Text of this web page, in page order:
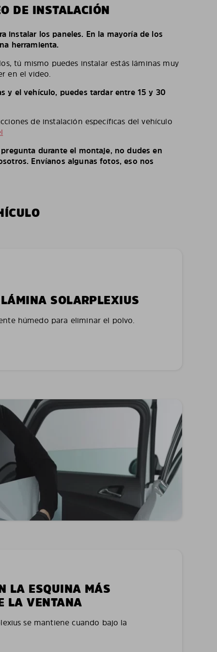
DE INSTALACIÓN
instalar los paneles. En la mayoría de los
herramienta.
tú mismo puedes instalar estás láminas muy
en el video.
y el vehículo, puedes tardar entre 15 y 30
de instalación específicas del vehículo
durante el montaje, no dudes en
Envíanos algunas fotos, eso nos
SOLARPLEXIUS
húmedo para eliminar el polvo.
LA ESQUINA MÁS
LA VENTANA
se mantiene cuando bajo la